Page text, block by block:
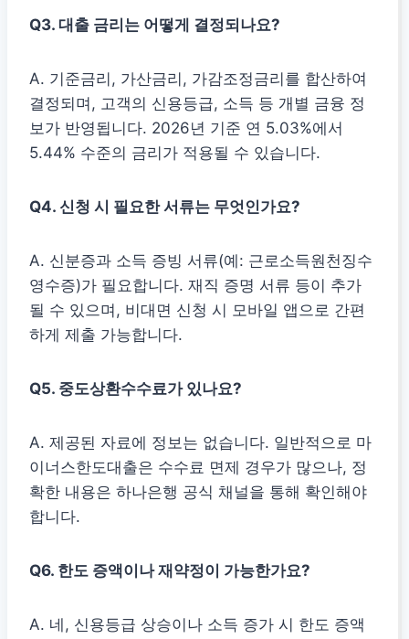
Q3. 대출 금리는 어떻게 결정되나요?
A. 기준금리, 가산금리, 가감조정금리를 합산하여
결정되며, 고객의 신용등급, 소득 등 개별 금융 정
보가 반영됩니다. 2026년 기준 연 5.03%에서
5.44% 수준의 금리가 적용될 수 있습니다.
Q4. 신청 시 필요한 서류는 무엇인가요?
A. 신분증과 소득 증빙 서류(예: 근로소득원천징수
영수증)가 필요합니다. 재직 증명 서류 등이 추가
될 수 있으며, 비대면 신청 시 모바일 앱으로 간편
하게 제출 가능합니다.
Q5. 중도상환수수료가 있나요?
A. 제공된 자료에 정보는 없습니다. 일반적으로 마
이너스한도대출은 수수료 면제 경우가 많으나, 정
확한 내용은 하나은행 공식 채널을 통해 확인해야
합니다.
Q6. 한도 증액이나 재약정이 가능한가요?
A. 네, 신용등급 상승이나 소득 증가 시 한도 증액